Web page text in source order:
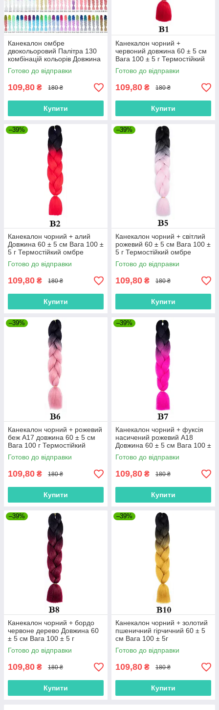
Канекалон омбре
двокольоровий Палітра 130
комбінацій кольорів Довжина
60 см Вага 100 грам
Термостійкий коса Jumbo
Braid
Готово до відправки
109,80 ₴ 180 ₴
Купити
Канекалон чорний +
червоний довжина 60 ± 5 см
Вага 100 ± 5 г Термостійкий
омбре двокольоровий коса
Jumbo Braid
Готово до відправки
109,80 ₴ 180 ₴
Купити
–39%
Канекалон чорний + алий
Довжина 60 ± 5 см Вага 100 ±
5 г Термостійкий омбре
двокольоровий коса Jumbo
Braid В2
Готово до відправки
109,80 ₴ 180 ₴
Купити
–39%
Канекалон чорний + світлий
рожевий 60 ± 5 см Вага 100 ±
5 г Термостійкий омбре
двоколірний коса Jumbo
Braid В5
Готово до відправки
109,80 ₴ 180 ₴
Купити
–39%
Канекалон чорний + рожевий
беж А17 довжина 60 ± 5 см
Вага 100 г Термостійкий
омбре двокольоровий коса
М45 Jumbo Braid В6
Готово до відправки
109,80 ₴ 180 ₴
Купити
–39%
Канекалон чорний + фуксія
насичений рожевий А18
Довжина 60 ± 5 см Вага 100 ±
5 г Термостійкий Jumbo Braid
В7
Готово до відправки
109,80 ₴ 180 ₴
Купити
–39%
Канекалон чорний + бордо
червоне дерево Довжина 60
± 5 см Вага 100 ± 5 г
Термостійкий двоколірний
Jumbo Braid
Готово до відправки
109,80 ₴ 180 ₴
Купити
–39%
Канекалон чорний + золотий
пшеничний гірчичний 60 ± 5
см Вага 100 ± 5г
Термостійкий двоколірний
Jumbo Braid
Готово до відправки
109,80 ₴ 180 ₴
Купити